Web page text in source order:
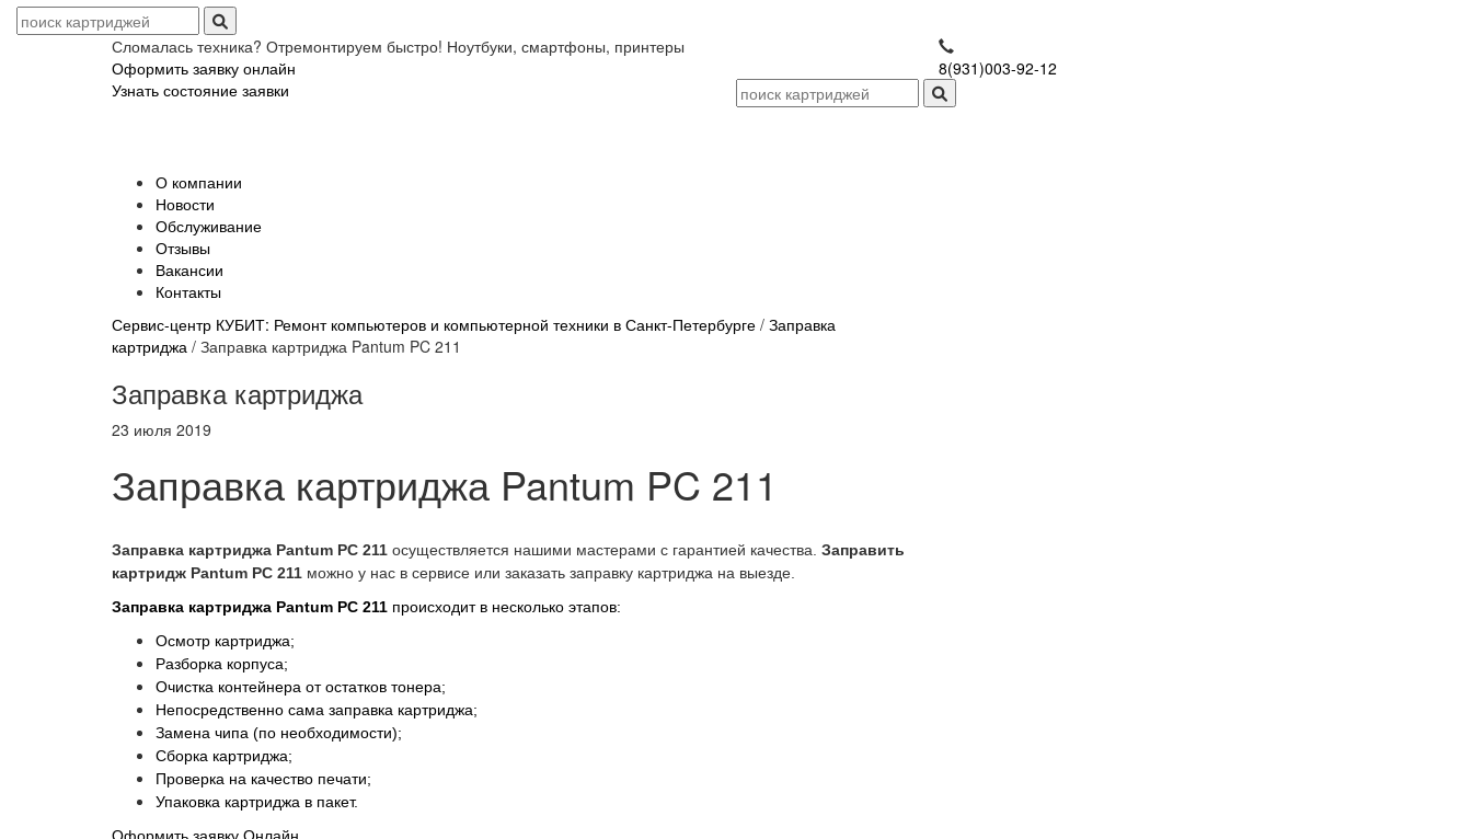
Сломалась техника? Отремонтируем быстро! Ноутбуки, смартфоны, принтеры
Оформить заявку онлайн
Узнать состояние заявки
8(931)003-92-12
О компании
Новости
Обслуживание
Отзывы
Вакансии
Контакты
Сервис-центр КУБИТ: Ремонт компьютеров и компьютерной техники в Санкт-Петербурге / Заправка
картриджа / Заправка картриджа Pantum PC 211
Заправка картриджа
23 июля 2019
Заправка картриджа Pantum PC 211
Заправка картриджа Pantum PC 211 осуществляется нашими мастерами с гарантией качества. Заправить
картридж Pantum PC 211 можно у нас в сервисе или заказать заправку картриджа на выезде.
Заправка картриджа Pantum PC 211 происходит в несколько этапов:
Осмотр картриджа;
Разборка корпуса;
Очистка контейнера от остатков тонера;
Непосредственно сама заправка картриджа;
Замена чипа (по необходимости);
Сборка картриджа;
Проверка на качество печати;
Упаковка картриджа в пакет.
Оформить заявку Онлайн